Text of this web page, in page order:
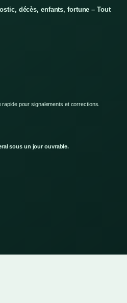
décès, enfants, fortune – Tout
pour signalements et corrections.
sous un jour ouvrable.